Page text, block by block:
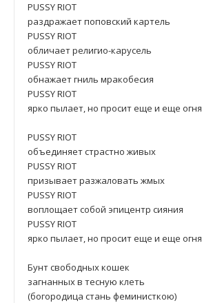
PUSSY RIOТ
раздражает поповский картель
PUSSY RIOТ
обличает религио-карусель
PUSSY RIOТ
обнажает гниль мракобесия
PUSSY RIOТ
ярко пылает, но просит еще и еще огня
PUSSY RIOТ
объединяет страстно живых
PUSSY RIOТ
призывает разжаловать жмых
PUSSY RIOТ
воплощает собой эпицентр сияния
PUSSY RIOТ
ярко пылает, но просит еще и еще огня
Бунт свободных кошек
загнанных в тесную клеть
(богородица стань феминисткою)